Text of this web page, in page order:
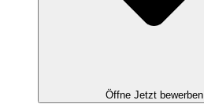
Öffne Jetzt bewerben